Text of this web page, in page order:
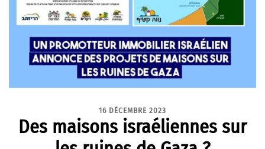
16 DÉCEMBRE 2023
Des maisons israéliennes sur